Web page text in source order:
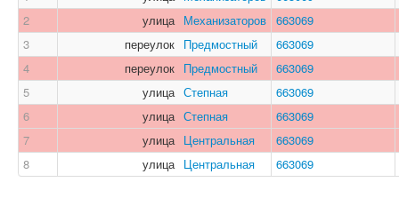
2
улица Механизаторов 663069
3
переулок Предмостный
663069
4
переулок Предмостный
663069
5
улица Степная
663069
6
улица Степная
663069
7
улица Центральная
663069
8
улица Центральная 663069